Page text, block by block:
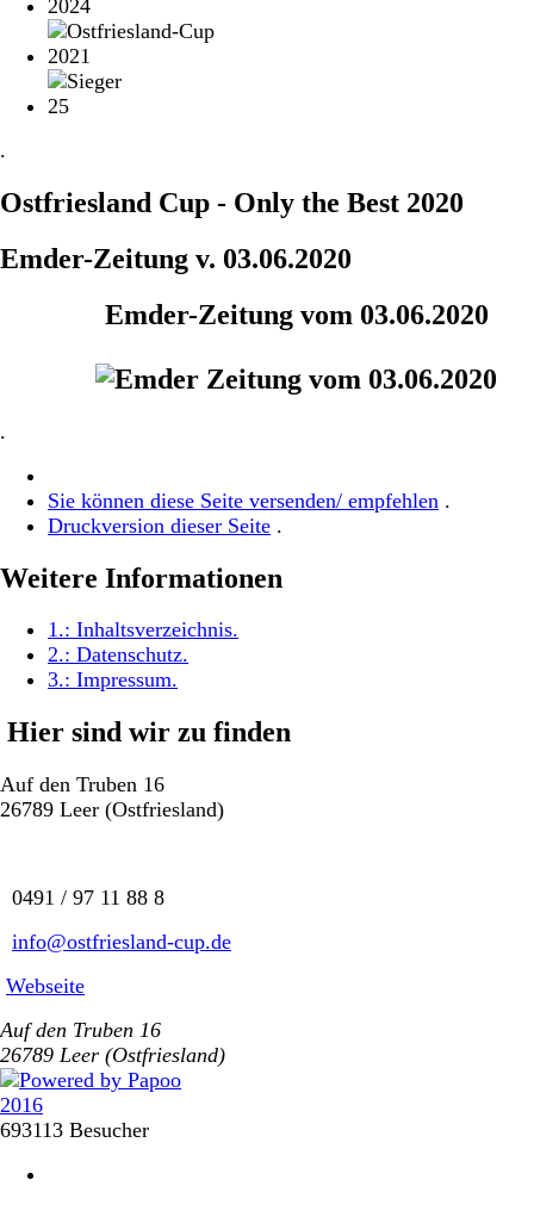
.
Ostfriesland Cup - Only the Best 2020
Emder-Zeitung v. 03.06.2020
Emder-Zeitung vom 03.06.2020
.
Sie können diese Seite versenden/ empfehlen .
Druckversion dieser Seite .
Weitere Informationen
1.: Inhaltsverzeichnis.
2.: Datenschutz.
3.: Impressum.
Hier sind wir zu finden
Auf den Truben 16
26789 Leer (Ostfriesland)
0491 / 97 11 88 8
info@ostfriesland-cup.de
Webseite
Auf den Truben 16
26789 Leer (Ostfriesland)
693113 Besucher